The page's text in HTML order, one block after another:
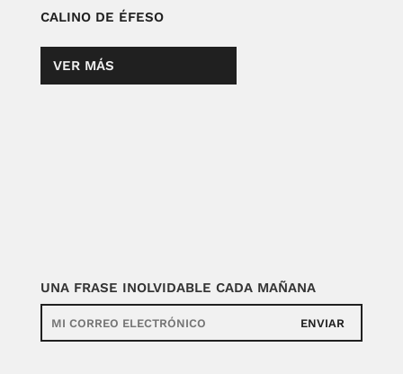
CALINO DE ÉFESO
VER MÁS
UNA FRASE INOLVIDABLE CADA MAÑANA
ENVIAR